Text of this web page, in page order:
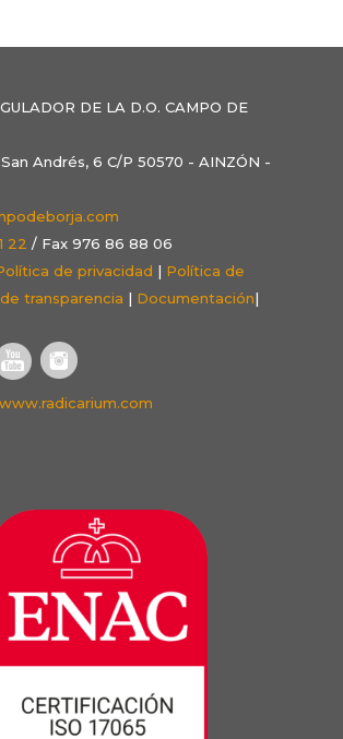
DE LA D.O. CAMPO DE
Andrés, 6 C/P 50570 - AINZÓN -
22 / Fax 976 86 88 06
de privacidad | Política de
transparencia | Documentación|
www.radicarium.com